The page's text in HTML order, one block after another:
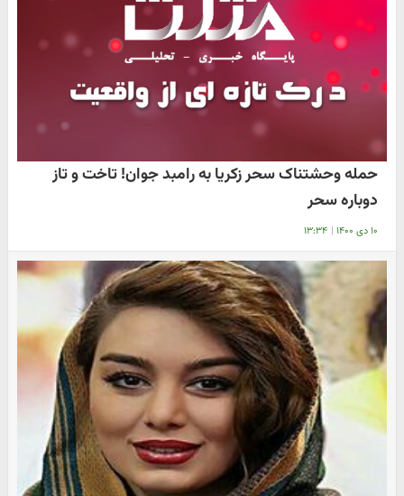
حمله وحشتناک سحر زکریا به رامبد جوان! تاخت و تاز
دوباره سحر
۱۰ دی ۱۴۰۰ | ۱۳:۳۴